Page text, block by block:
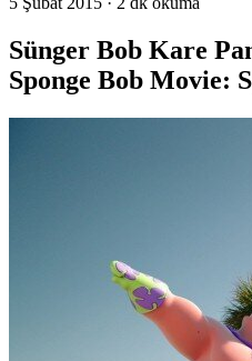
Sünger Bob Kare
Sponge Bob Movie: